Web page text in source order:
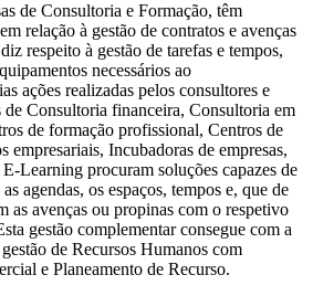
de Consultoria e Formação, têm
relação à gestão de contratos e avenças
respeito à gestão de tarefas e tempos,
necessários ao
ações realizadas pelos consultores e
de Consultoria financeira, Consultoria em
de formação profissional, Centros de
empresariais, Incubadoras de empresas,
Learning procuram soluções capazes de
agendas, os espaços, tempos e, que de
as avenças ou propinas com o respetivo
gestão complementar consegue com a
de Recursos Humanos com
e Planeamento de Recurso.